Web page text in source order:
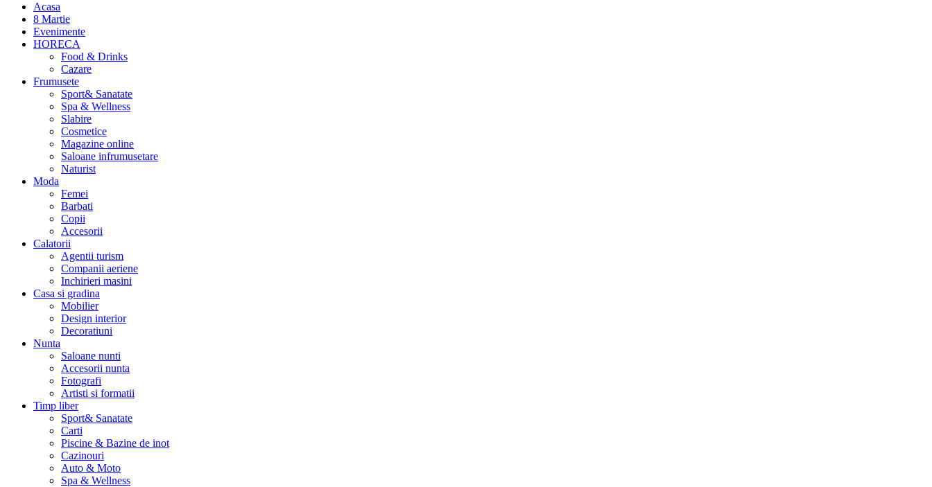
Acasa
8 Martie
Evenimente
HORECA
Food & Drinks
Cazare
Frumusete
Sport& Sanatate
Spa & Wellness
Slabire
Cosmetice
Magazine online
Saloane infrumusetare
Naturist
Moda
Femei
Barbati
Copii
Accesorii
Calatorii
Agentii turism
Companii aeriene
Inchirieri masini
Casa si gradina
Mobilier
Design interior
Decoratiuni
Nunta
Saloane nunti
Accesorii nunta
Fotografi
Artisti si formatii
Timp liber
Sport& Sanatate
Carti
Piscine & Bazine de inot
Cazinouri
Auto & Moto
Spa & Wellness